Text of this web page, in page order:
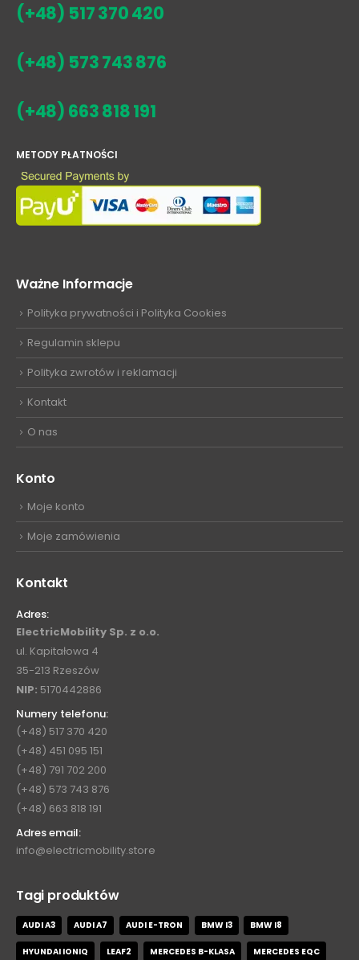
(+48) 517 370 420
(+48) 573 743 876
(+48) 663 818 191
METODY PŁATNOŚCI
Ważne Informacje
Polityka prywatności i Polityka Cookies
Regulamin sklepu
Polityka zwrotów i reklamacji
Kontakt
O nas
Konto
Moje konto
Moje zamówienia
Kontakt
Adres:
ElectricMobility Sp. z o.o.
ul. Kapitałowa 4
35-213 Rzeszów
NIP: 5170442886
Numery telefonu:
(+48) 517 370 420
(+48) 451 095 151
(+48) 791 702 200
(+48) 573 743 876
(+48) 663 818 191
Adres email:
info@electricmobility.store
Tagi produktów
AUDI A3 AUDI A7 AUDI E-TRON BMW I3 BMW I8
HYUNDAI IONIQ LEAF2 MERCEDES B-KLASA MERCEDES EQC